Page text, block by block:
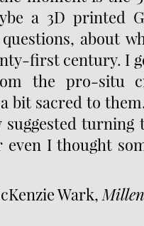
a 3D printed
about
first century. I
the pro-situ
bit sacred to
suggested turning
even I thought
Wark,